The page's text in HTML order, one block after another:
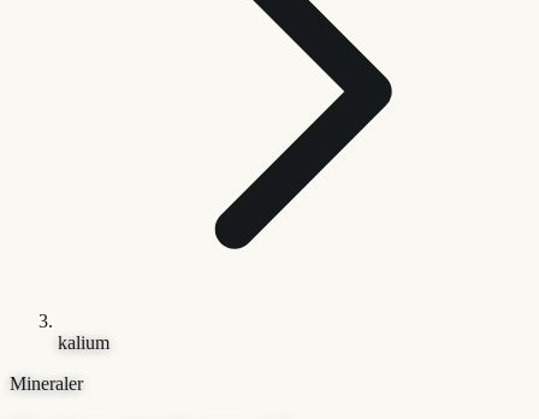
kalium
Mineraler